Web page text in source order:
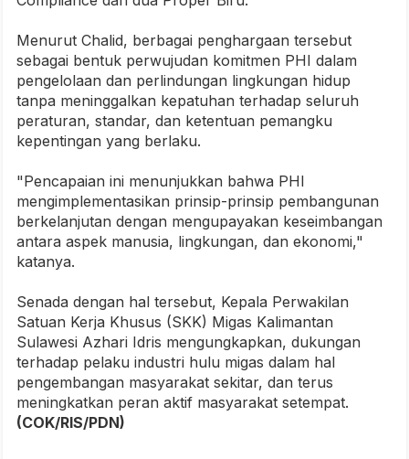
Menurut Chalid, berbagai penghargaan tersebut
sebagai bentuk perwujudan komitmen PHI dalam
pengelolaan dan perlindungan lingkungan hidup
tanpa meninggalkan kepatuhan terhadap seluruh
peraturan, standar, dan ketentuan pemangku
kepentingan yang berlaku.
"Pencapaian ini menunjukkan bahwa PHI
mengimplementasikan prinsip-prinsip pembangunan
berkelanjutan dengan mengupayakan keseimbangan
antara aspek manusia, lingkungan, dan ekonomi,"
katanya.
Senada dengan hal tersebut, Kepala Perwakilan
Satuan Kerja Khusus (SKK) Migas Kalimantan
Sulawesi Azhari Idris mengungkapkan, dukungan
terhadap pelaku industri hulu migas dalam hal
pengembangan masyarakat sekitar, dan terus
meningkatkan peran aktif masyarakat setempat.
(COK/RIS/PDN)